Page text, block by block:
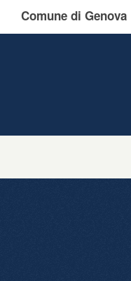
Comune di Genova